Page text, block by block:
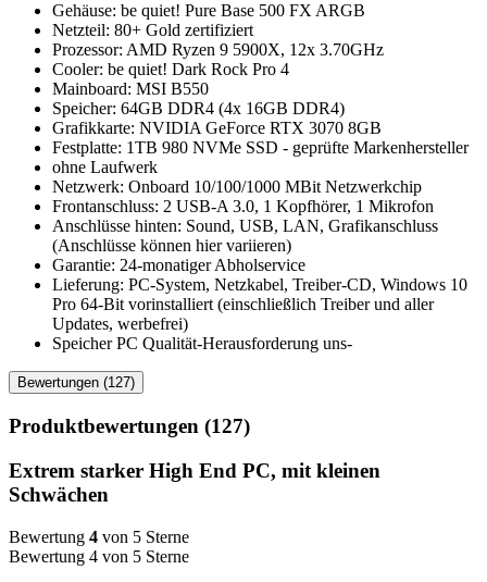
Gehäuse: be quiet! Pure Base 500 FX ARGB
Netzteil: 80+ Gold zertifiziert
Prozessor: AMD Ryzen 9 5900X, 12x 3.70GHz
Cooler: be quiet! Dark Rock Pro 4
Mainboard: MSI B550
Speicher: 64GB DDR4 (4x 16GB DDR4)
Grafikkarte: NVIDIA GeForce RTX 3070 8GB
Festplatte: 1TB 980 NVMe SSD - geprüfte Markenhersteller
ohne Laufwerk
Netzwerk: Onboard 10/100/1000 MBit Netzwerkchip
Frontanschluss: 2 USB-A 3.0, 1 Kopfhörer, 1 Mikrofon
Anschlüsse hinten: Sound, USB, LAN, Grafikanschluss
(Anschlüsse können hier variieren)
Garantie: 24-monatiger Abholservice
Lieferung: PC-System, Netzkabel, Treiber-CD, Windows 10
Pro 64-Bit vorinstalliert (einschließlich Treiber und aller
Updates, werbefrei)
Speicher PC Qualität-Herausforderung uns-
Bewertungen (127)
Produktbewertungen (127)
Extrem starker High End PC, mit kleinen
Schwächen
Bewertung 4 von 5 Sterne
Bewertung 4 von 5 Sterne